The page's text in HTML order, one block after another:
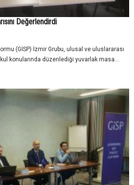
Değerlendirdi
(GİSP) İzmir Grubu, ulusal ve uluslararası
konularında düzenlediği yuvarlak masa...